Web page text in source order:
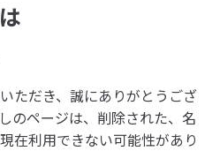
ただき、誠にありがとうござ
のページは、削除された、名
在利用できない可能性があり